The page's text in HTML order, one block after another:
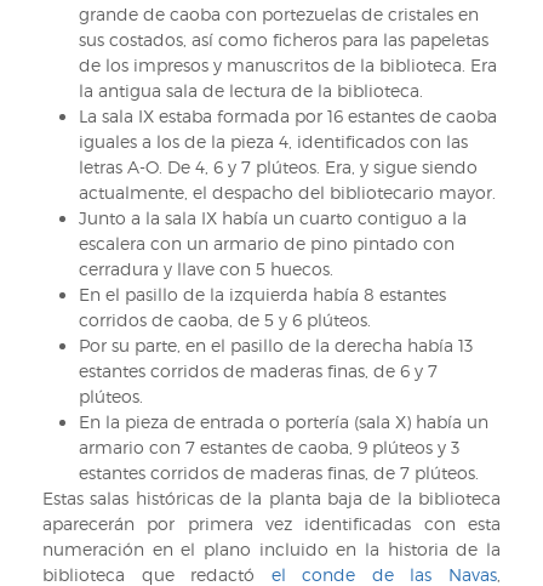
grande de caoba con portezuelas de cristales en
sus costados, así como ficheros para las papeletas
de los impresos y manuscritos de la biblioteca. Era
la antigua sala de lectura de la biblioteca.
La sala IX estaba formada por 16 estantes de caoba
iguales a los de la pieza 4, identificados con las
letras A-O. De 4, 6 y 7 plúteos. Era, y sigue siendo
actualmente, el despacho del bibliotecario mayor.
Junto a la sala IX había un cuarto contiguo a la
escalera con un armario de pino pintado con
cerradura y llave con 5 huecos.
En el pasillo de la izquierda había 8 estantes
corridos de caoba, de 5 y 6 plúteos.
Por su parte, en el pasillo de la derecha había 13
estantes corridos de maderas finas, de 6 y 7
plúteos.
En la pieza de entrada o portería (sala X) había un
armario con 7 estantes de caoba, 9 plúteos y 3
estantes corridos de maderas finas, de 7 plúteos.
Estas salas históricas de la planta baja de la biblioteca
aparecerán por primera vez identificadas con esta
numeración en el plano incluido en la historia de la
biblioteca que redactó el conde de las Navas